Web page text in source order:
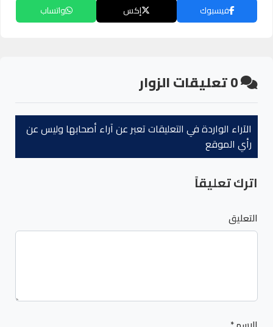
فيسبوك إكس واتساب
0تعليقات الزوار
الآراء الواردة في التعليقات تعبر عن آراء أصحابها وليس عن
رأي الموقع
اترك تعليقاً
التعليق